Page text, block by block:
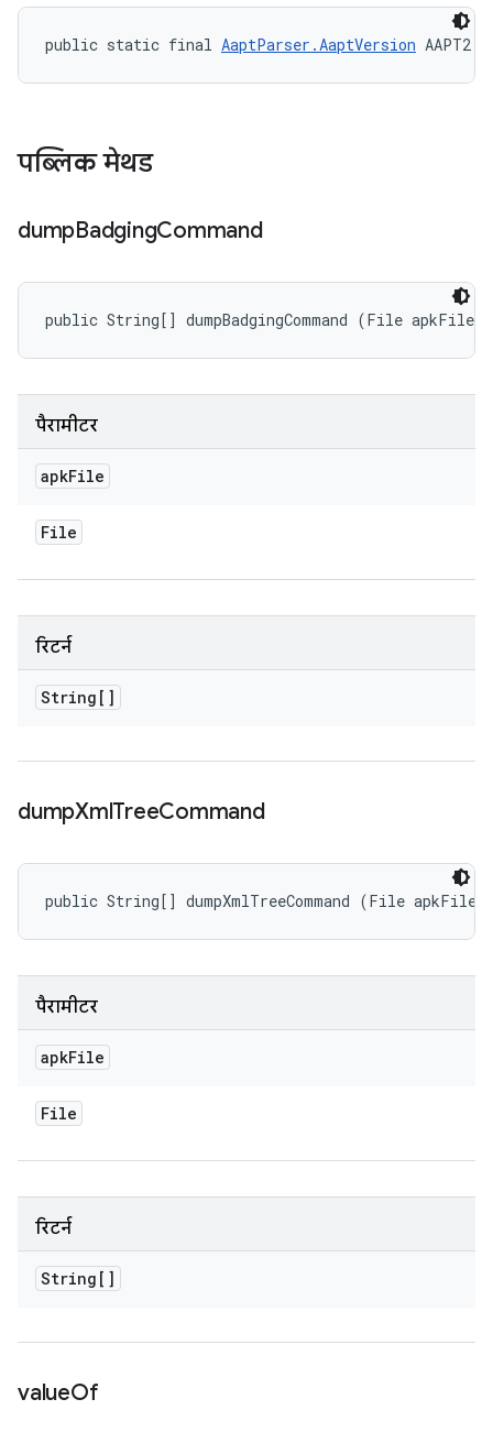
public static final AaptParser.AaptVersion AAPT2
पब्लिक मेथड
dumpBadgingCommand
public String[] dumpBadgingCommand (File apkFile)
पैरामीटर
apkFile
File
रिटर्न
String[]
dumpXmlTreeCommand
public String[] dumpXmlTreeCommand (File apkFile)
पैरामीटर
apkFile
File
रिटर्न
String[]
valueOf